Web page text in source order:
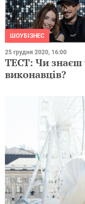
ШОУБІЗНЕС
25 грудня 2020, 16:00
ТЕСТ: Чи знаєш
виконавців?